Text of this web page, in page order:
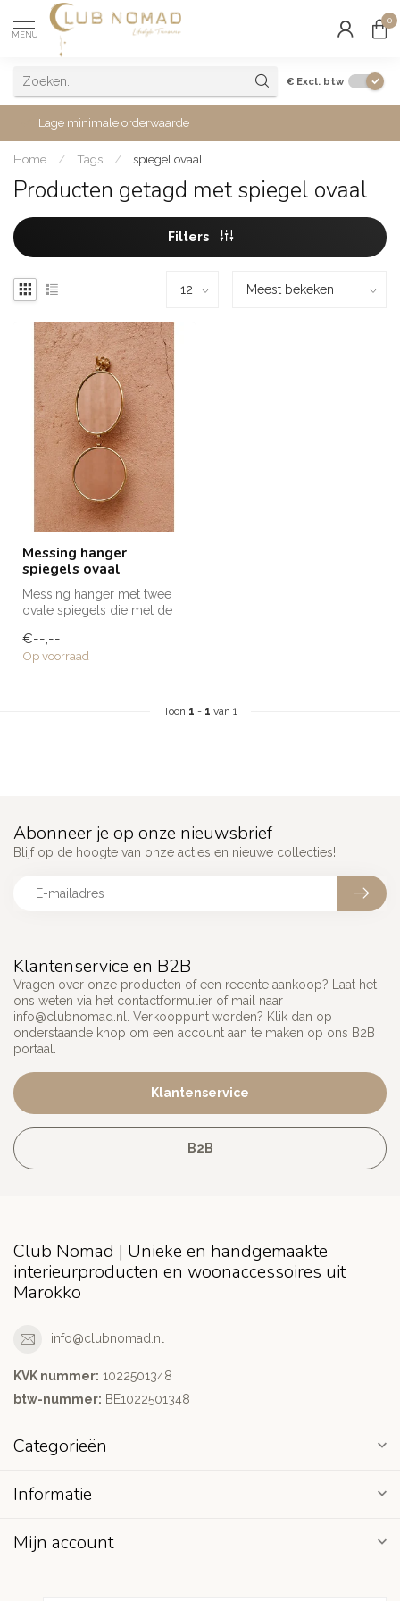
MENU
0
€ Excl. btw
Lage minimale orderwaarde
Home / Tags / spiegel ovaal
Producten getagd met spiegel ovaal
Filters
Messing hanger
spiegels ovaal
Messing hanger met twee
ovale spiegels die met de
ambac...
€--,--
Op voorraad
Toon 1 - 1 van 1
Klantenservice en B2B
Vragen over onze producten of een recente aankoop? Laat het
ons weten via het contactformulier of mail naar
info@clubnomad.nl
. Verkooppunt worden? Klik dan op
onderstaande knop om een account aan te maken op ons B2B
portaal.
Klantenservice
B2B
Abonneer je op onze nieuwsbrief
Blijf op de hoogte van onze acties en nieuwe collecties!
Club Nomad | Unieke en handgemaakte
interieurproducten en woonaccessoires uit
Marokko
info@clubnomad.nl
KVK nummer: 1022501348
btw-nummer: BE1022501348
Categorieën
Informatie
Mijn account